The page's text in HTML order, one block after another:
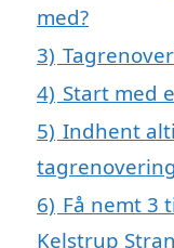
med?
3)
4) Start med
5) Indhent
6) Få nemt 3
Kelstrup